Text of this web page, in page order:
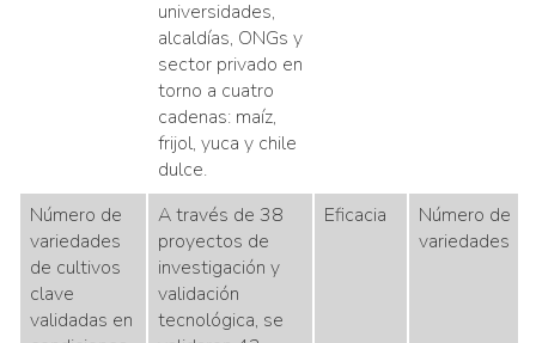
universidades,
alcaldías, ONGs y
sector privado en
torno a cuatro
cadenas: maíz,
frijol, yuca y chile
dulce.
Número de
variedades
de cultivos
clave
validadas en
A través de 38
proyectos de
investigación y
validación
tecnológica, se
Eficacia
Número de
variedades